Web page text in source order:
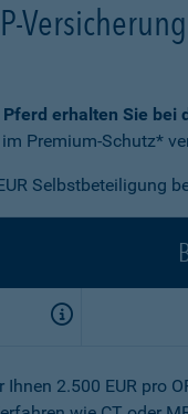
erhalten Sie bei
Premium-Schutz*
Selbstbeteiligung
2.500 EUR pro